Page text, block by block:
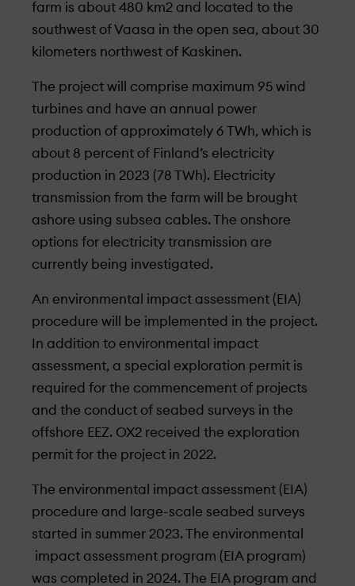
farm is about 480 km2 and located to the
southwest of Vaasa in the open sea, about 30
kilometers northwest of Kaskinen.
The project will comprise maximum 95 wind
turbines and have an annual power
production of approximately 6 TWh, which is
about 8 percent of Finland’s electricity
production in 2023 (78 TWh). Electricity
transmission from the farm will be brought
ashore using subsea cables. The onshore
options for electricity transmission are
currently being investigated.
An environmental impact assessment (EIA)
procedure will be implemented in the project.
In addition to environmental impact
assessment, a special exploration permit is
required for the commencement of projects
and the conduct of seabed surveys in the
offshore EEZ. OX2 received the exploration
permit for the project in 2022.
The environmental impact assessment (EIA)
procedure and large-scale seabed surveys
started in summer 2023. The environmental
impact assessment program (EIA program)
was completed in 2024. The EIA program and